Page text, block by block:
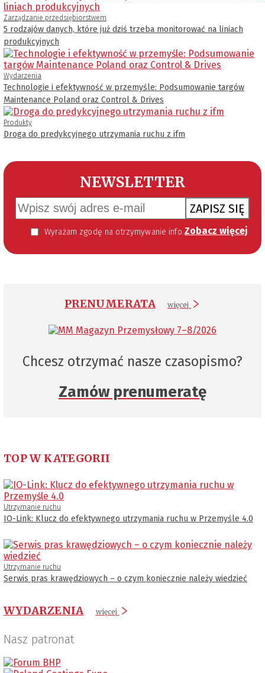
Zarządzanie przedsiębiorstwem
5 rodzajów danych, które już dziś trzeba monitorować na liniach
produkcyjnych
Wydarzenia
Technologie i efektywność w przemyśle: Podsumowanie targów
Maintenance Poland oraz Control & Drives
Produkty
Droga do predykcyjnego utrzymania ruchu z ifm
NEWSLETTER
ZAPISZ SIĘ
Wyrażam zgodę na otrzymywanie informacji handlowej kierowanej do mnie za pomocą środków komunikacji elektronicznej w szczególności poczty elektronicznej zgodnie z przepisem art. 10 ust 2 ustawy z dnia 18 lipca 2002 roku o świadczeniu usług drogą elektroniczną (Dz. U. 144 z 2002 r. poz. 1204). Zgoda jest dobrowolna, jednak jej wyrażenie jest konieczne, aby otrzymywać newsletter. Zobacz więcej
PRENUMERATA więcej
Chcesz otrzymać nasze czasopismo?
Zamów prenumeratę
TOP W KATEGORII
Utrzymanie ruchu
IO-Link: Klucz do efektywnego utrzymania ruchu w Przemyśle 4.0
Utrzymanie ruchu
Serwis pras krawędziowych – o czym koniecznie należy wiedzieć
WYDARZENIA więcej
Nasz patronat